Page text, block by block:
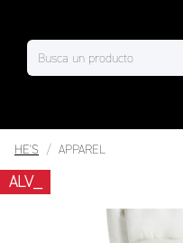
HE'S APPAREL
ALV_